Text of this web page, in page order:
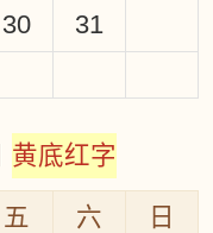
30 31
黄底红字
五 六
日